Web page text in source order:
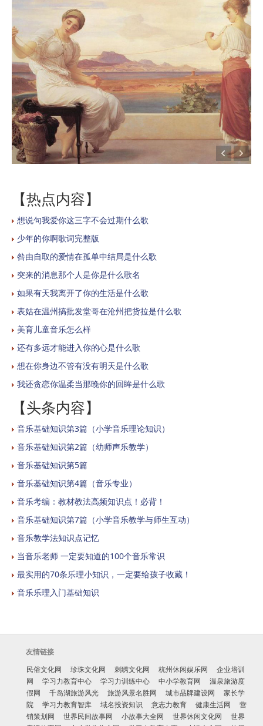
【热点内容】
想说句我爱你这三字不会过期什么歌
少年的你啊歌词完整版
咎由自取的爱情在孤单中结局是什么歌
突来的消息那个人是你是什么歌名
如果有天我离开了你的生活是什么歌
表姑在温州搞批发堂哥在沧州把货拉是什么歌
美育儿童音乐怎么样
还有多远才能进入你的心是什么歌
想在你身边不管有没有明天是什么歌
我还贪恋你温柔当那晚你的回眸是什么歌
【头条内容】
音乐基础知识第3篇（小学音乐理论知识）
音乐基础知识第2篇（幼师声乐教学）
音乐基础知识第5篇
音乐基础知识第4篇（音乐专业）
音乐考编：教材教法高频知识点！必背！
音乐基础知识第7篇（小学音乐教学与师生互动）
音乐教学法知识点记忆
当音乐老师 一定要知道的100个音乐常识
最实用的70条乐理小知识，一定要给孩子收藏！
音乐乐理入门基础知识
友情链接
民俗文化网
珍珠文化网 刺绣文化网 杭州休闲娱乐网
企业培训
网
学习力教育中心 学习力训练中心 中小学教育网
温泉旅游度
假网
千岛湖旅游风光 旅游风景名胜网 城市品牌建设网
家长学
院
学习力教育智库 域名投资知识 意志力教育 健康生活网
营
销策划网
世界民间故事网 小故事大全网 世界休闲文化网
世界